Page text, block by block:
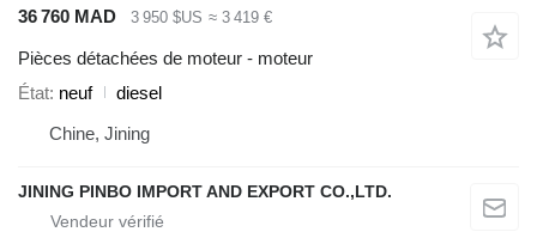
36 760 MAD
3 950 $US ≈ 3 419 €
Pièces détachées de moteur - moteur
État neuf
diesel
Chine, Jining
JINING PINBO IMPORT AND EXPORT CO.,LTD.